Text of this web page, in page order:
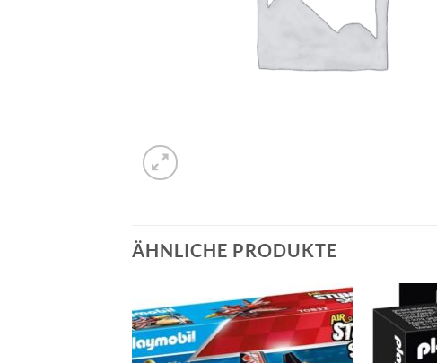
ÄHNLICHE PRODUKTE
Auf die
Wunschliste